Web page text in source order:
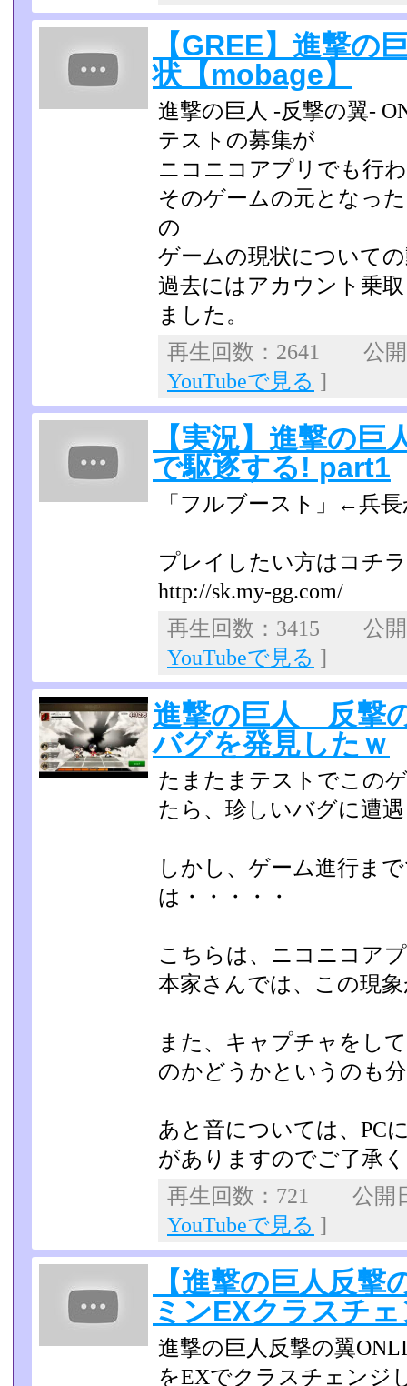
【GREE】進撃の
状【mobage】
進撃の巨人 -反撃の翼-
テストの募集が
ニコニコアプリでも行
そのゲームの元となっ
の
ゲームの現状について
過去にはアカウント乗
ました。
再生回数：2641 公
YouTubeで見る ]
【実況】進撃の
で駆逐する! part1
「フルブースト」←兵
プレイしたい方はコチ
http://sk.my-gg.com/
再生回数：3415 公
YouTubeで見る ]
進撃の巨人 反撃
バグを発見したｗ
たまたまテストでこの
たら、珍しいバグに遭
しかし、ゲーム進行ま
は・・・・・
こちらは、ニコニコア
本家さんでは、この現
また、キャプチャをし
のかどうかというのも
あと音については、PC
がありますのでご了承
再生回数：721 公開
YouTubeで見る ]
【進撃の巨人反
ミンEXクラスチ
進撃の巨人反撃の翼
をEXでクラスチェンジ